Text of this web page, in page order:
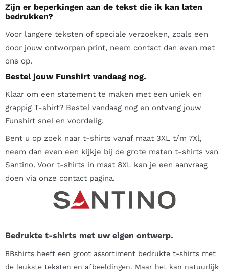
Zijn er beperkingen aan de tekst die ik kan laten
bedrukken?
Voor langere teksten of speciale verzoeken, zoals een
door jouw ontworpen print, neem contact dan even met
ons op.
Bestel jouw Funshirt vandaag nog.
Klaar om een statement te maken met een uniek en
grappig T-shirt? Bestel vandaag nog en ontvang jouw
Funshirt snel en voordelig.
Bent u op zoek naar t-shirts vanaf maat 3XL t/m 7Xl,
neem dan even een kijkje bij de grote maten t-shirts van
Santino. Voor t-shirts in maat 8XL kan je een aanvraag
doen via onze contact pagina.
Bedrukte t-shirts met uw eigen ontwerp.
BBshirts heeft een groot assortiment bedrukte t-shirts met
de leukste teksten en afbeeldingen. Maar het kan natuurlijk